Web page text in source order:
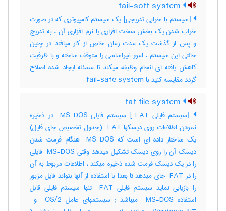
[سیستم با خرابی تدریجی] یک سیستم کامپیوتری که در صورت
خراب شدن یک بخش سخت افزاری یا نرم افزاری آن ، به تدریج
و پس از گذشت یک مدت زمان خاص از کار میافتد در چنین
حالتی این سیستم ، امور غیراساسی را متوقف ساخته و با ظرفیت
کاهش یافته ای انجام وظیفه میکند تا مسئله ایجاد شده اصلاح
گردد مقایسه کنید با ‎ fail-safe system
[سیستم فایلی ‎ FAT] سیستم فایلی ‎ MS-DOS در ذخیره
نمودن اطلاعات روی دیسکها ‎ FAT (جدول تخصیص جای فایل)
یک ساختار داده ای است که ‎ MS-DOS هنگام فرمت شدن
دیسک آن را روی دیسک تشکیل میدهد وقتی ‎ MS-DOS فایلی
را در یک دیسک فرمت شده ذخیره میکند ، اطلاعات مربوط به آن
را در ‎ FAT جای میدهد تا بعدا با استفاده از آنها بتواند فایل مزبور
را بازیابی نماید سیستم فایلی ‎ FAT تنها سیستم فایلی قابل